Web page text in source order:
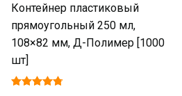
Контейнер пластиковый
прямоугольный 250 мл,
108×82 мм, Д-Полимер [1000
шт]